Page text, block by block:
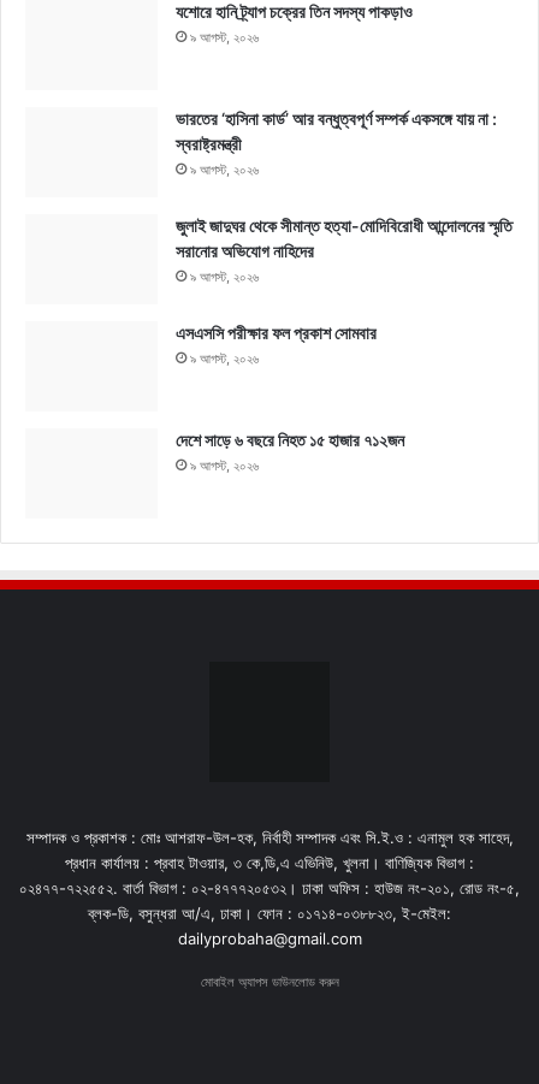
যশোরে হানি ট্র্যাপ চক্রের তিন সদস্য পাকড়াও
৯ আগস্ট, ২০২৬
ভারতের ‘হাসিনা কার্ড’ আর বন্ধুত্বপূর্ণ সম্পর্ক একসঙ্গে যায় না :
স্বরাষ্ট্রমন্ত্রী
৯ আগস্ট, ২০২৬
জুলাই জাদুঘর থেকে সীমান্ত হত্যা-মোদিবিরোধী আন্দোলনের স্মৃতি
সরানোর অভিযোগ নাহিদের
৯ আগস্ট, ২০২৬
এসএসসি পরীক্ষার ফল প্রকাশ সোমবার
৯ আগস্ট, ২০২৬
দেশে সাড়ে ৬ বছরে নিহত ১৫ হাজার ৭১২জন
৯ আগস্ট, ২০২৬
সম্পাদক ও প্রকাশক : মোঃ আশরাফ-উল-হক, নির্বাহী সম্পাদক এবং সি.ই.ও : এনামুল হক সাহেদ,
প্রধান কার্যালয় : প্রবাহ টাওয়ার, ৩ কে,ডি,এ এভিনিউ, খুলনা। বাণিজ্যিক বিভাগ :
০২৪৭৭-৭২২৫৫২. বার্তা বিভাগ : ০২-৪৭৭৭২০৫৩২। ঢাকা অফিস : হাউজ নং-২০১, রোড নং-৫,
ব্লক-ডি, বসুন্ধরা আ/এ, ঢাকা। ফোন : ০১৭১৪-০৩৮৮২৩, ই-মেইল:
dailyprobaha@gmail.com
মোবাইল অ্যাপস ডাউনলোড করুন